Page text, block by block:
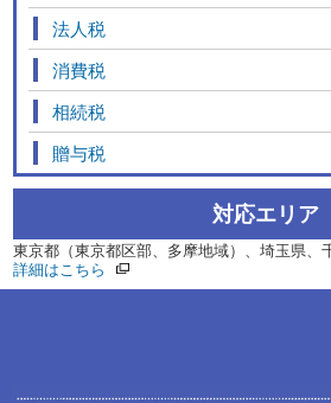
法人税
消費税
相続税
贈与税
対応エリア
東京都（東京都区部、多摩地域）、埼玉県、
詳細はこちら